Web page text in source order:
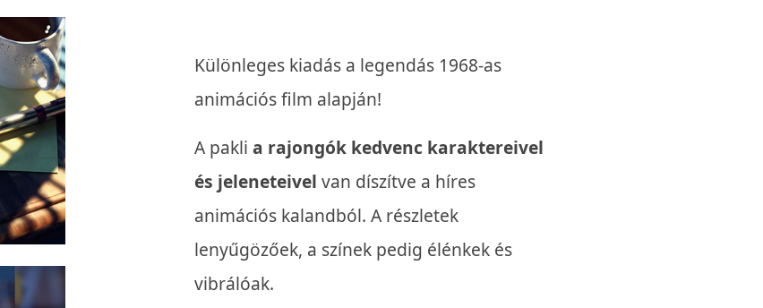
Különleges kiadás a legendás 1968-as
animációs film alapján!
A pakli a rajongók kedvenc karaktereivel
és jeleneteivel van díszítve a híres
animációs kalandból. A részletek
lenyűgözőek, a színek pedig élénkek és
vibrálóak.